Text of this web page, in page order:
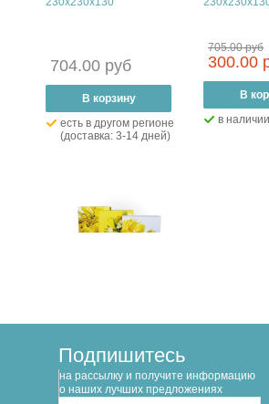
704.00 руб
+
В корзину
есть в другом регионе
(доставка: 3-14 дней)
705.00 руб
300.00
+
В
в наличии
700.00 руб
Подпишитесь
на рассылку и получите информацию
о наших лучших предложениях